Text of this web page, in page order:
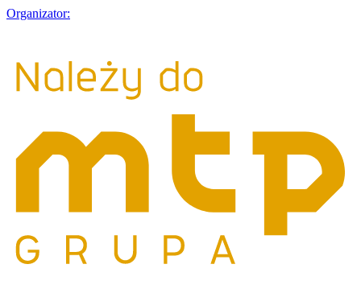
Organizator: